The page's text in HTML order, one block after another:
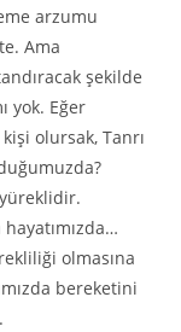
arzumu
Ama
şekilde
yok. Eğer
olursak, Tanrı
olmasına
bereketini